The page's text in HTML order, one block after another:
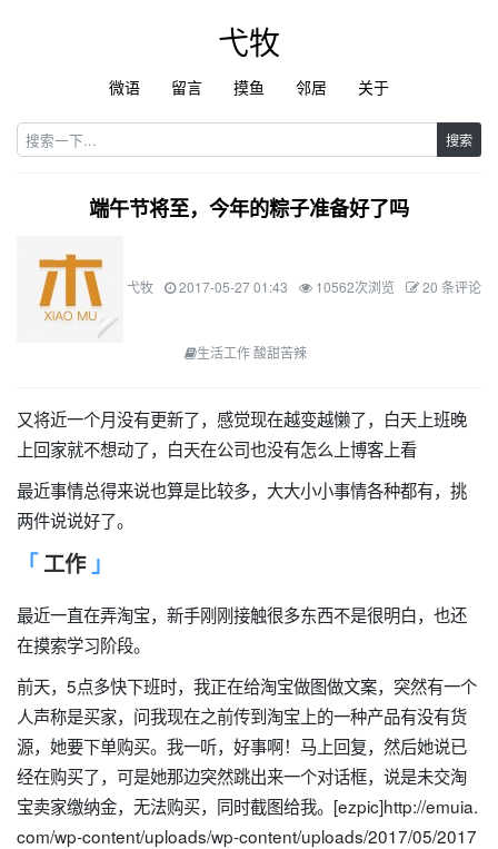
弋牧
微语 留言 摸鱼 邻居 关于
搜索
端午节将至，今年的粽子准备好了吗
弋牧 2017-05-27 01:43 10562次浏览 20 条评论
生活工作 酸甜苦辣
又将近一个月没有更新了，感觉现在越变越懒了，白天上班晚
上回家就不想动了，白天在公司也没有怎么上博客上看
最近事情总得来说也算是比较多，大大小小事情各种都有，挑
两件说说好了。
工作
最近一直在弄淘宝，新手刚刚接触很多东西不是很明白，也还
在摸索学习阶段。
前天，5点多快下班时，我正在给淘宝做图做文案，突然有一个
人声称是买家，问我现在之前传到淘宝上的一种产品有没有货
源，她要下单购买。我一听，好事啊！马上回复，然后她说已
经在购买了，可是她那边突然跳出来一个对话框，说是未交淘
宝卖家缴纳金，无法购买，同时截图给我。[ezpic]http://emuia.
com/wp-content/uploads/wp-content/uploads/2017/05/2017